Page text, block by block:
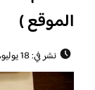
الموقع )
نشر في: 18 يوليو، 2021